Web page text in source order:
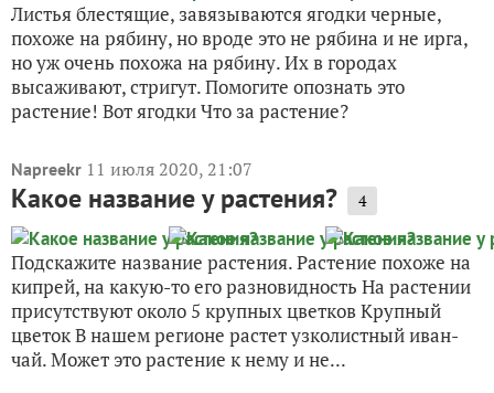
Листья блестящие, завязываются ягодки черные,
похоже на рябину, но вроде это не рябина и не ирга,
но уж очень похожа на рябину. Их в городах
высаживают, стригут. Помогите опознать это
растение! Вот ягодки Что за растение?
Napreekr 11 июля 2020, 21:07
Какое название у растения? 4
Подскажите название растения. Растение похоже на
кипрей, на какую-то его разновидность На растении
присутствуют около 5 крупных цветков Крупный
цветок В нашем регионе растет узколистный иван-
чай. Может это растение к нему и не...